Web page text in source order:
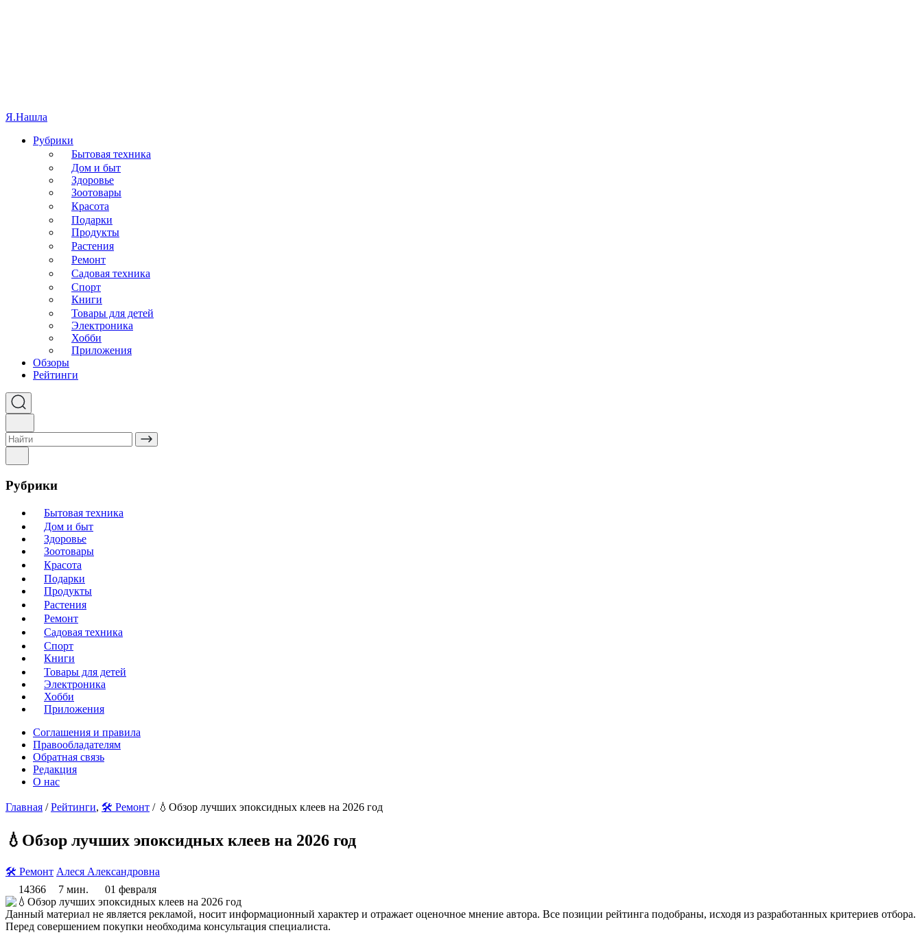
Я.Нашла
Рубрики
Бытовая техника
Дом и быт
Здоровье
Зоотовары
Красота
Подарки
Продукты
Растения
Ремонт
Садовая техника
Спорт
Книги
Товары для детей
Электроника
Хобби
Приложения
Обзоры
Рейтинги
Рубрики
Бытовая техника
Дом и быт
Здоровье
Зоотовары
Красота
Подарки
Продукты
Растения
Ремонт
Садовая техника
Спорт
Книги
Товары для детей
Электроника
Хобби
Приложения
Соглашения и правила
Правообладателям
Обратная связь
Редакция
О нас
Главная /Рейтинги, 🛠️ Ремонт / 💧Обзор лучших эпоксидных клеев на 2026 год
💧Обзор лучших эпоксидных клеев на 2026 год
🛠️ Ремонт Алеся Александровна
14366
7 мин. 01 февраля
Данный материал не является рекламой, носит информационный характер и отражает оценочное мнение автора. Все позиции рейтинга подобраны, исходя из разработанных критериев отбора.
Перед совершением покупки необходима консультация специалиста.